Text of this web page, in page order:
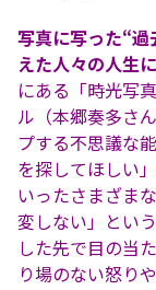
写真に写った“
えた人々の人生
にある「時光写
ル（本郷奏多さ
プする不思議な
を探してほしい
いったさまざま
変しない」とい
した先で目の当
り場のない怒り